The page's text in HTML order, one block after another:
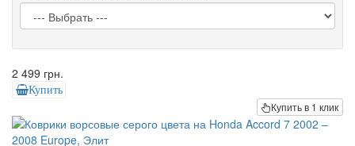
2 499 грн.
Купить
Купить в 1 клик